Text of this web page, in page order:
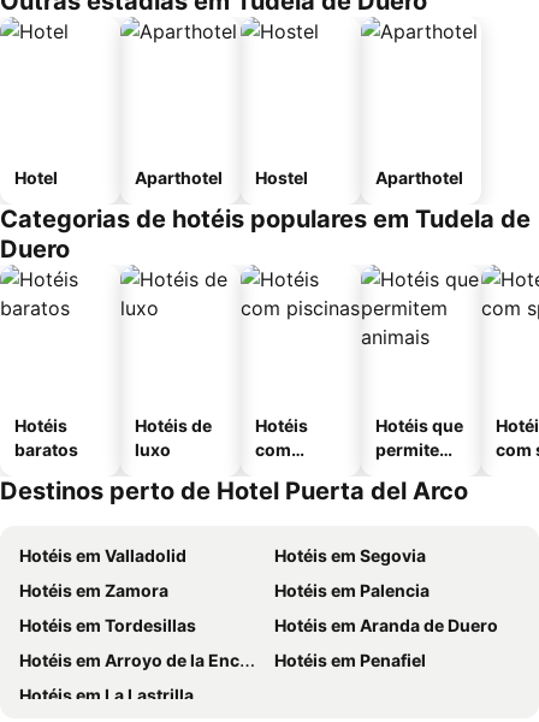
Hotel Aparthotel Hostel Aparthotel
Categorias de hotéis populares em Tudela de
Duero
Hotéis
baratos
Hotéis de
luxo
Hotéis
com
Hotéis que
permitem
com
Destinos perto de Hotel Puerta del Arco
Hotéis em Valladolid
Hotéis em Segovia
Hotéis em Zamora
Hotéis em Palencia
Hotéis em Tordesillas
Hotéis em Aranda de Duero
Hotéis em Arroyo de la Encomienda
Hotéis em Penafiel
Hotéis em La Lastrilla